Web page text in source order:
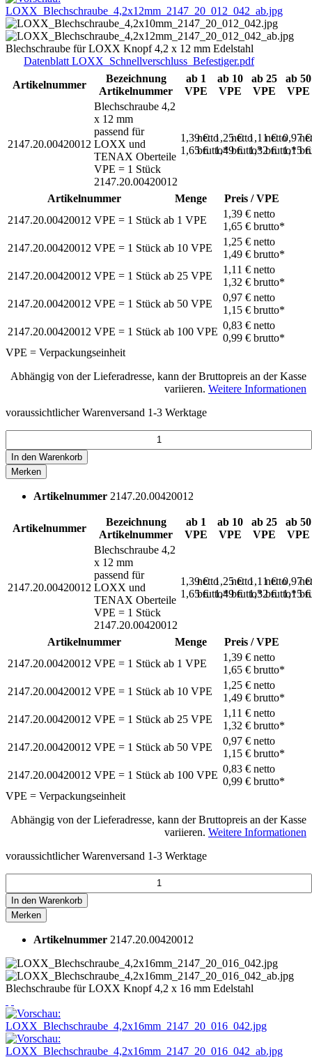
Blechschraube für LOXX Knopf 4,2 x 12 mm Edelstahl
Datenblatt LOXX_Schnellverschluss_Befestiger.pdf
Artikelnummer
Bezeichnung
Artikelnummer
ab 1
VPE
ab 10
VPE
ab 25
VPE
ab 50
VPE
2147.20.00420012
Blechschraube 4,2
x 12 mm
passend für
LOXX und
TENAX Oberteile
VPE = 1 Stück
2147.20.00420012
1,39 €
netto
1,65 €brutto*
1,25 €
netto
1,49 €brutto*
1,11 €
netto
1,32 €brutto*
0,97
1,15
Artikelnummer Menge
Preis / VPE
2147.20.00420012 VPE = 1 Stück ab 1 VPE
1,39 €netto
1,65 €brutto*
2147.20.00420012 VPE = 1 Stück ab 10 VPE
1,25 €netto
1,49 €brutto*
2147.20.00420012 VPE = 1 Stück ab 25 VPE
1,11 €netto
1,32 €brutto*
2147.20.00420012 VPE = 1 Stück ab 50 VPE
0,97 €netto
1,15 €brutto*
2147.20.00420012 VPE = 1 Stück ab 100 VPE
0,83 €netto
0,99 €brutto*
VPE = Verpackungseinheit
Abhängig von der Lieferadresse, kann der Bruttopreis an der Kasse
variieren. Weitere Informationen
voraussichtlicher Warenversand 1-3 Werktage
In den Warenkorb
Merken
Artikelnummer 2147.20.00420012
Artikelnummer
Bezeichnung
Artikelnummer
ab 1
VPE
ab 10
VPE
ab 25
VPE
ab 50
VPE
2147.20.00420012
Blechschraube 4,2
x 12 mm
passend für
LOXX und
TENAX Oberteile
VPE = 1 Stück
2147.20.00420012
1,39 €
netto
1,65 €brutto*
1,25 €
netto
1,49 €brutto*
1,11 €
netto
1,32 €brutto*
0,97
1,15
Artikelnummer Menge
Preis / VPE
2147.20.00420012 VPE = 1 Stück ab 1 VPE
1,39 €netto
1,65 €brutto*
2147.20.00420012 VPE = 1 Stück ab 10 VPE
1,25 €netto
1,49 €brutto*
2147.20.00420012 VPE = 1 Stück ab 25 VPE
1,11 €netto
1,32 €brutto*
2147.20.00420012 VPE = 1 Stück ab 50 VPE
0,97 €netto
1,15 €brutto*
2147.20.00420012 VPE = 1 Stück ab 100 VPE
0,83 €netto
0,99 €brutto*
VPE = Verpackungseinheit
Abhängig von der Lieferadresse, kann der Bruttopreis an der Kasse
variieren. Weitere Informationen
voraussichtlicher Warenversand 1-3 Werktage
In den Warenkorb
Merken
Artikelnummer 2147.20.00420012
Blechschraube für LOXX Knopf 4,2 x 16 mm Edelstahl